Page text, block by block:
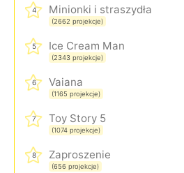
4 Minionki i straszydła
(2662 projekcje)
5 Ice Cream Man
(2343 projekcje)
6 Vaiana
(1165 projekcje)
7 Toy Story 5
(1074 projekcje)
8 Zaproszenie
(656 projekcje)